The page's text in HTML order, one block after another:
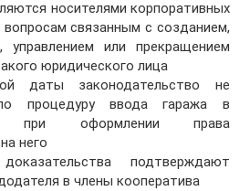
носителями корпоративных
вопросам связанным с созданием,
управлением или прекращением
юридического лица
даты законодательство не
процедуру ввода гаража в
при оформлении права
него
подтверждают
в члены кооператива